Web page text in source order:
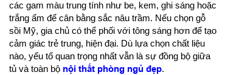
các gam màu trung tính như be, kem, ghi sáng hoặc
trắng ấm để cân bằng sắc nâu trầm. Nếu chọn gỗ
sồi Mỹ, gia chủ có thể phối với tông sáng hơn để tạo
cảm giác trẻ trung, hiện đại. Dù lựa chọn chất liệu
nào, yếu tố quan trọng nhất vẫn là sự đồng bộ giữa
tủ và toàn bộ nội thất phòng ngủ đẹp.